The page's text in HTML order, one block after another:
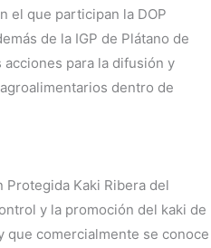
el que participan la DOP
de la IGP de Plátano de
para la difusión y
dentro de
Protegida Kaki Ribera del
y la promoción del kaki de
que comercialmente se conoce